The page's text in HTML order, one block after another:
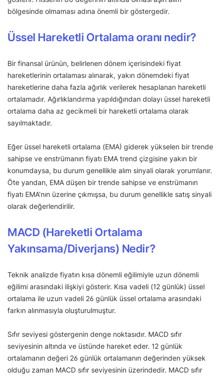
bölgesinde olmaması adına önemli bir göstergedir.
Üssel Hareketli Ortalama oranı nedir?
Bir finansal ürünün, belirlenen dönem içerisindeki fiyat
hareketlerinin ortalaması alınarak, yakın dönemdeki fiyat
hareketlerine daha fazla ağırlık verilerek hesaplanan hareketli
ortalamadır. Ağırlıklandırma yapıldığından dolayı üssel hareketli
ortalama daha az gecikmeli bir hareketli ortalama olarak
sayılmaktadır.
Eğer üssel hareketli ortalama (EMA) giderek yükselen bir trende
sahipse ve enstrümanın fiyatı EMA trend çizgisine yakın bir
konumdaysa, bu durum genellikle alım sinyali olarak yorumlanır.
Öte yandan, EMA düşen bir trende sahipse ve enstrümanın
fiyatı EMA’nın üzerine çıkmışsa, bu durum genellikle satış sinyali
olarak değerlendirilir.
MACD (Hareketli Ortalama
Yakınsama/Diverjans) Nedir?
Teknik analizde fiyatın kısa dönemli eğilimiyle uzun dönemli
eğilimi arasındaki ilişkiyi gösterir. Kısa vadeli (12 günlük) üssel
ortalama ile uzun vadeli 26 günlük üssel ortalama arasındaki
farkın alınmasıyla oluşturulmuştur.
Sıfır seviyesi göstergenin denge noktasıdır. MACD sıfır
seviyesinin altında ve üstünde hareket eder. 12 günlük
ortalamanın değeri 26 günlük ortalamanın değerinden yüksek
olduğu zaman MACD sıfır seviyesinin üzerindedir. MACD sıfır